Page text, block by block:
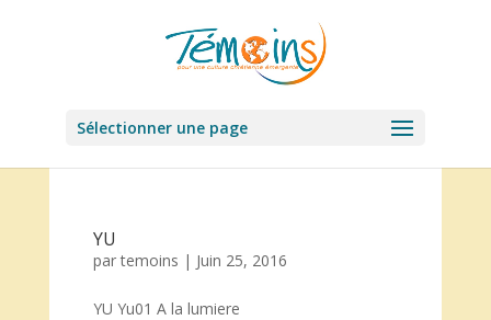
Sélectionner une page
YU
partemoins | Juin 25, 2016
YU Yu01 A la lumiere